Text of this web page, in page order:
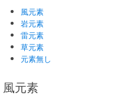
風元素
岩元素
雷元素
草元素
元素無し
風元素